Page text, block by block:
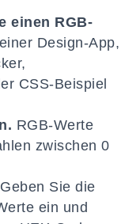
einen RGB-
Design-App,
CSS-Beispiel
RGB-Werte
zwischen 0
Geben Sie die
ein und